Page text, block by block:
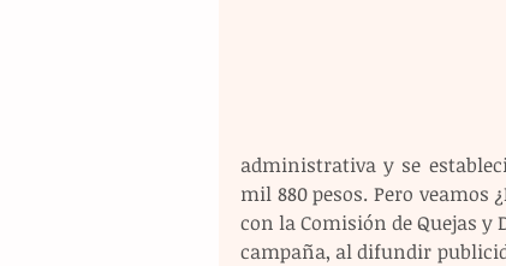
administrativa y se
mil 880 pesos. Pero veamos
con la Comisión de Quejas
campaña, al difundir